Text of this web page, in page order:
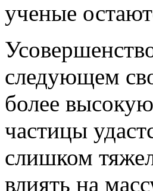
ученые
следующем
более
частицы
слишком
влиять на